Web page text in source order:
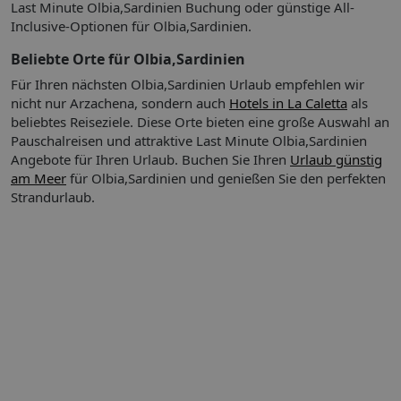
Beschreibung der Verpflegungsangebote:
Bar
Sport & Fitness:
Last Minute Olbia,Sardinien Buchung oder günstige All-
Inclusive-Optionen für Olbia,Sardinien.
Beliebte Orte für Olbia,Sardinien
Für Ihren nächsten Olbia,Sardinien Urlaub empfehlen wir
nicht nur Arzachena, sondern auch Hotels in La Caletta als
beliebtes Reiseziele. Diese Orte bieten eine große Auswahl an
Pauschalreisen und attraktive Last Minute Olbia,Sardinien
Angebote für Ihren Urlaub. Buchen Sie Ihren Urlaub günstig
am Meer für Olbia,Sardinien und genießen Sie den perfekten
Strandurlaub.